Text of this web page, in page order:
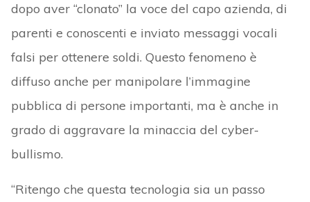
dopo aver “clonato” la voce del capo azienda, di
parenti e conoscenti e inviato messaggi vocali
falsi per ottenere soldi. Questo fenomeno è
diffuso anche per manipolare l’immagine
pubblica di persone importanti, ma è anche in
grado di aggravare la minaccia del cyber-
bullismo.
“Ritengo che questa tecnologia sia un passo